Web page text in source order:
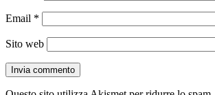
Email *
Sito web